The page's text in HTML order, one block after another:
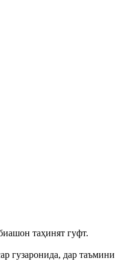
таҳинят гуфт.
гузаронида, дар